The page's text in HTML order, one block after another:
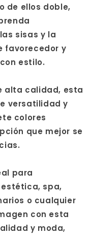
de ellos doble,
sisas y la
favorecedor y
estilo.
alta calidad, esta
versatilidad y
colores
que mejor se
para
spa,
o cualquier
con esta
y moda,